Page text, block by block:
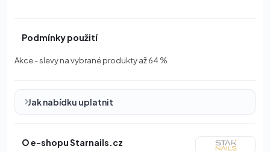
Podmínky použití
Akce - slevy na vybrané produkty až 64 %
Jak nabídku uplatnit
O e-shopu Starnails.cz